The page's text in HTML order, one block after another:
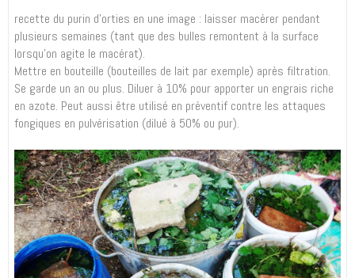
recette du purin d'orties en une image : laisser macérer pendant
plusieurs semaines (tant que des bulles remontent à la surface
lorsqu'on agite le macérat).
Mettre en bouteille (bouteilles de lait par exemple) après filtration.
Se garde un an ou plus. Diluer à 10% pour apporter un engrais riche
en azote. Peut aussi être utilisé en préventif contre les attaques
fongiques en pulvérisation (dilué à 50% ou pur).